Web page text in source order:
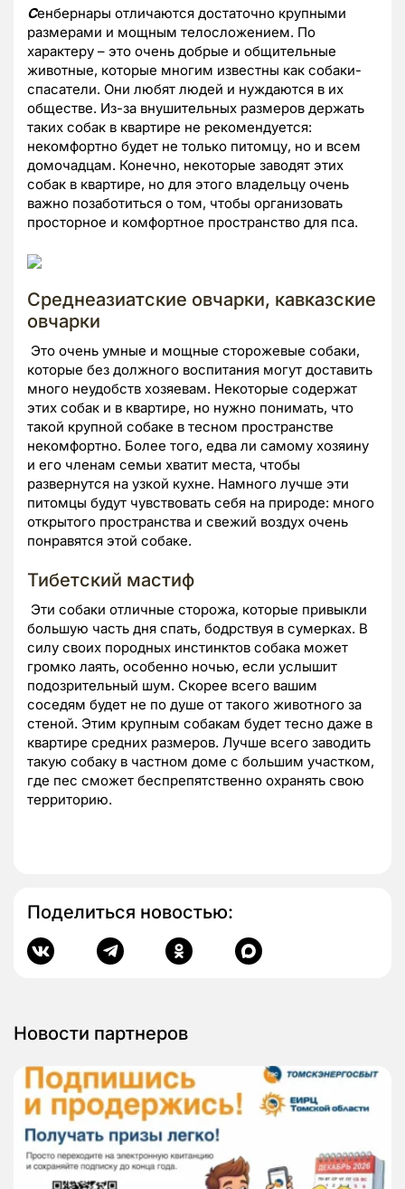
Сенбернары отличаются достаточно крупными
размерами и мощным телосложением. По
характеру – это очень добрые и общительные
животные, которые многим известны как собаки-
спасатели. Они любят людей и нуждаются в их
обществе. Из-за внушительных размеров держать
таких собак в квартире не рекомендуется:
некомфортно будет не только питомцу, но и всем
домочадцам. Конечно, некоторые заводят этих
собак в квартире, но для этого владельцу очень
важно позаботиться о том, чтобы организовать
просторное и комфортное пространство для пса.
Среднеазиатские овчарки, кавказские
овчарки
Это очень умные и мощные сторожевые собаки,
которые без должного воспитания могут доставить
много неудобств хозяевам. Некоторые содержат
этих собак и в квартире, но нужно понимать, что
такой крупной собаке в тесном пространстве
некомфортно. Более того, едва ли самому хозяину
и его членам семьи хватит места, чтобы
развернутся на узкой кухне. Намного лучше эти
питомцы будут чувствовать себя на природе: много
открытого пространства и свежий воздух очень
понравятся этой собаке.
Тибетский мастиф
Эти собаки отличные сторожа, которые привыкли
большую часть дня спать, бодрствуя в сумерках. В
силу своих породных инстинктов собака может
громко лаять, особенно ночью, если услышит
подозрительный шум. Скорее всего вашим
соседям будет не по душе от такого животного за
стеной. Этим крупным собакам будет тесно даже в
квартире средних размеров. Лучше всего заводить
такую собаку в частном доме с большим участком,
где пес сможет беспрепятственно охранять свою
территорию.
Поделиться новостью:
Новости партнеров